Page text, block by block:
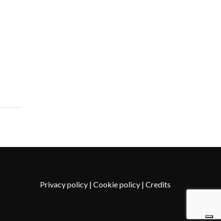
Privacy policy | Cookie policy | Credits